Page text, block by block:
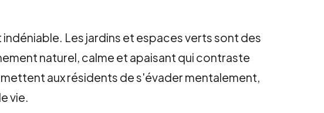
Les jardins et espaces verts sont des
naturel, calme et apaisant qui contraste
aux résidents de s'évader mentalement,
vie.